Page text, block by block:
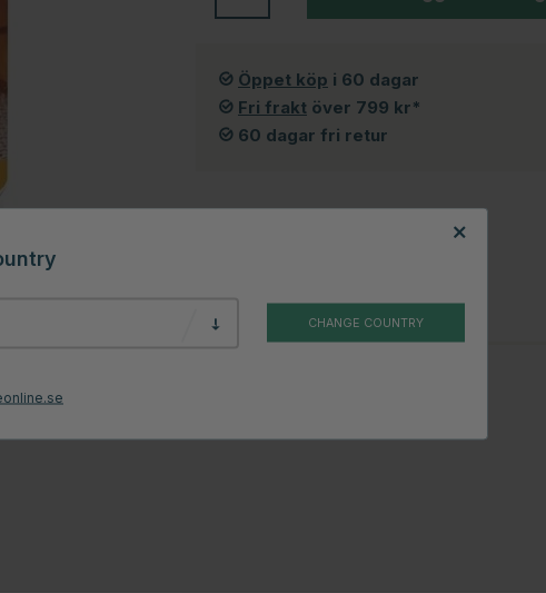
Öppet köp i 60 dagar
Fri frakt över 799 kr*
60 dagar fri retur
linfröolja som stimulerar hovens tillväxt och ser till att den är
CHANGE COUNTRY